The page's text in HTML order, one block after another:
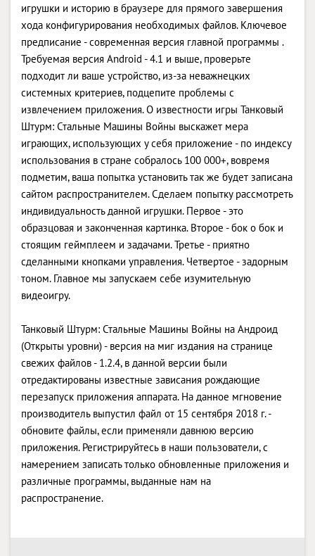
игрушки и историю в браузере для прямого завершения
хода конфигурирования необходимых файлов. Ключевое
предписание - современная версия главной программы .
Требуемая версия Android - 4.1 и выше, проверьте
подходит ли ваше устройство, из-за неважнецких
системных критериев, подцепите проблемы с
извлечением приложения. О известности игры Танковый
Штурм: Стальные Машины Войны выскажет мера
играющих, использующих у себя приложение - по индексу
использования в стране собралось 100 000+, вовремя
подметим, ваша попытка установить так же будет записана
сайтом распространителем. Сделаем попытку рассмотреть
индивидуальность данной игрушки. Первое - это
образцовая и законченная картинка. Второе - бок о бок и
стоящим геймплеем и задачами. Третье - приятно
сделанными кнопками управления. Четвертое - задорным
тоном. Главное мы запускаем себе изумительную
видеоигру.
Танковый Штурм: Стальные Машины Войны на Андроид
(Открыты уровни) - версия на миг издания на странице
свежих файлов - 1.2.4, в данной версии были
отредактированы известные зависания рождающие
перезапуск приложения аппарата. На данное мгновение
производитель выпустил файл от 15 сентября 2018 г. -
обновите файлы, если применяли давнюю версию
приложения. Регистрируйтесь в наши пользователи, с
намерением записать только обновленные приложения и
различные программы, выданные нам на
распространение.